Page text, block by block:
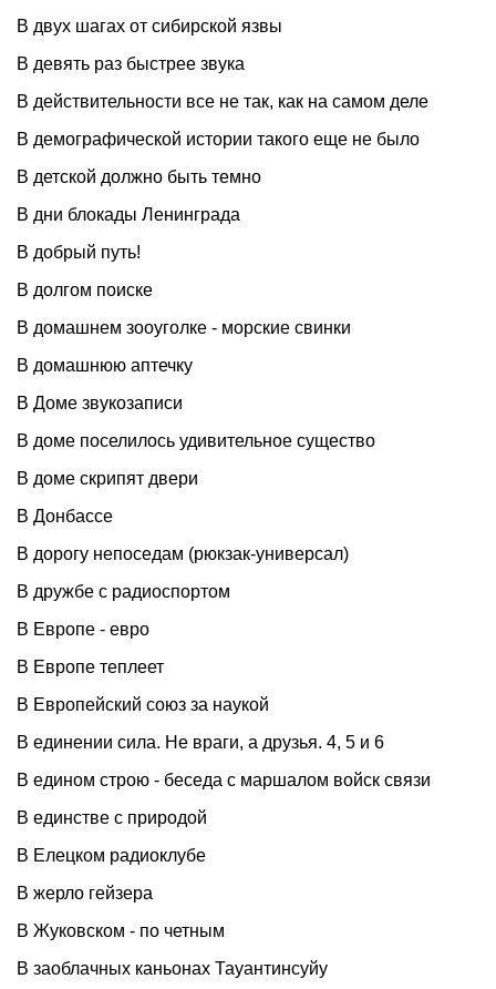
В двух шагах от сибирской язвы
В девять раз быстрее звука
В действительности все не так, как на самом деле
В демографической истории такого еще не было
В детской должно быть темно
В дни блокады Ленинграда
В добрый путь!
В долгом поиске
В домашнем зооуголке - морские свинки
В домашнюю аптечку
В Доме звукозаписи
В доме поселилось удивительное существо
В доме скрипят двери
В Донбассе
В дорогу непоседам (рюкзак-универсал)
В дружбе с радиоспортом
В Европе - евро
В Европе теплеет
В Европейский союз за наукой
В единении сила. Не враги, а друзья. 4, 5 и 6
В едином строю - беседа с маршалом войск связи
В единстве с природой
В Елецком радиоклубе
В жерло гейзера
В Жуковском - по четным
В заоблачных каньонах Тауантинсуйу